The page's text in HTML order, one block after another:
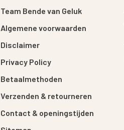
Team Bende van Geluk
Algemene voorwaarden
Disclaimer
Privacy Policy
Betaalmethoden
Verzenden & retourneren
Contact & openingstijden